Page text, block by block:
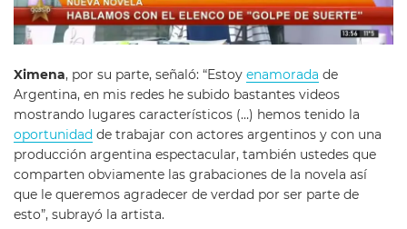
Ximena, por su parte, señaló: “Estoy enamorada de
Argentina, en mis redes he subido bastantes videos
mostrando lugares característicos (…) hemos tenido la
oportunidad de trabajar con actores argentinos y con una
producción argentina espectacular, también ustedes que
comparten obviamente las grabaciones de la novela así
que le queremos agradecer de verdad por ser parte de
esto”, subrayó la artista.